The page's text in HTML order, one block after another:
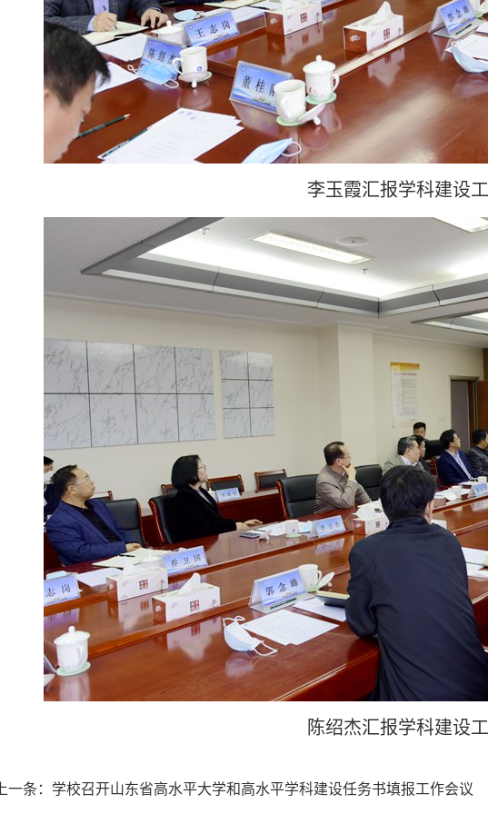
李玉霞汇报学科建设
陈绍杰汇报学科建设
上一条： 学校召开山东省高水平大学和高水平学科建设任务书填报工作会议